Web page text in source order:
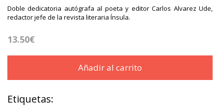
Doble dedicatoria autógrafa al poeta y editor Carlos Alvarez Ude,
redactor jefe de la revista literaria Ínsula.
13.50€
Añadir al carrito
Etiquetas: